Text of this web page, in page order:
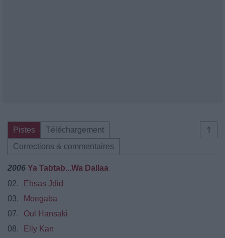
⇑
Pistes
Téléchargement
Corrections & commentaires
2006 Ya Tabtab...Wa Dallaa
02.
Ehsas Jdid
03.
Moegaba
07.
Oul Hansaki
08.
Elly Kan